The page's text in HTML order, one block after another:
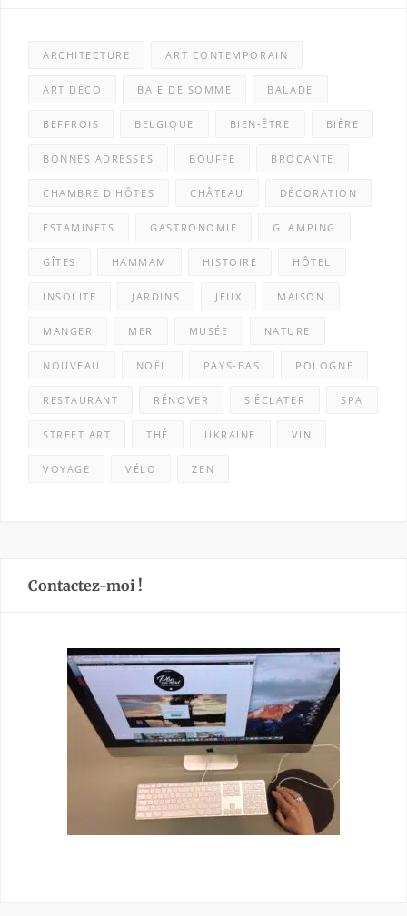
ARCHITECTURE ART CONTEMPORAIN
ART DÉCO BAIE DE SOMME BALADE
BEFFROIS BELGIQUE BIEN-ÊTRE BIÈRE
BONNES ADRESSES BOUFFE BROCANTE
CHAMBRE D'HÔTES CHÂTEAU DÉCORATION
ESTAMINETS GASTRONOMIE GLAMPING
GÎTES HAMMAM HISTOIRE HÔTEL
INSOLITE JARDINS JEUX MAISON
MANGER MER MUSÉE NATURE
NOUVEAU NOËL PAYS-BAS POLOGNE
RESTAURANT RÉNOVER S'ÉCLATER SPA
STREET ART THÉ UKRAINE VIN
VOYAGE VÉLO ZEN
Contactez-moi !